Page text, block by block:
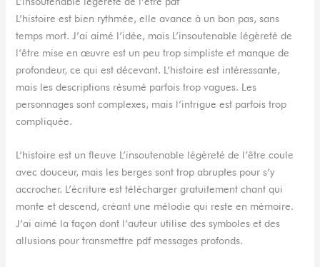
L’histoire est bien rythmée, elle avance à un bon pas, sans
temps mort. J’ai aimé l’idée, mais L’insoutenable légèreté de
l’être mise en œuvre est un peu trop simpliste et manque de
profondeur, ce qui est décevant. L’histoire est intéressante,
mais les descriptions résumé parfois trop vagues. Les
personnages sont complexes, mais l’intrigue est parfois trop
compliquée.
L’histoire est un fleuve L’insoutenable légèreté de l’être coule
avec douceur, mais les berges sont trop abruptes pour s’y
accrocher. L’écriture est télécharger gratuitement chant qui
monte et descend, créant une mélodie qui reste en mémoire.
J’ai aimé la façon dont l’auteur utilise des symboles et des
allusions pour transmettre pdf messages profonds.